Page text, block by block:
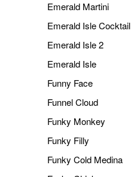
Emerald Martini
Emerald Isle Cocktail
Emerald Isle 2
Emerald Isle
Funny Face
Funnel Cloud
Funky Monkey
Funky Filly
Funky Cold Medina